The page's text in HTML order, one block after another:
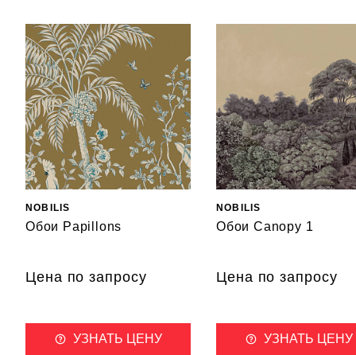
NOBILIS
Обои Papillons
Цена по запросу
УЗНАТЬ ЦЕНУ
NOBILIS
Обои Canopy 1
Цена по запросу
УЗНАТЬ ЦЕНУ